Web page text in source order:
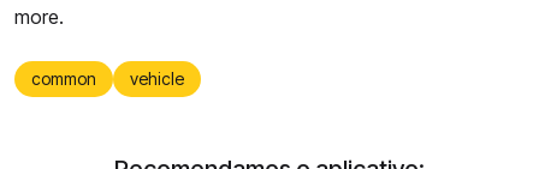
more.
common vehicle